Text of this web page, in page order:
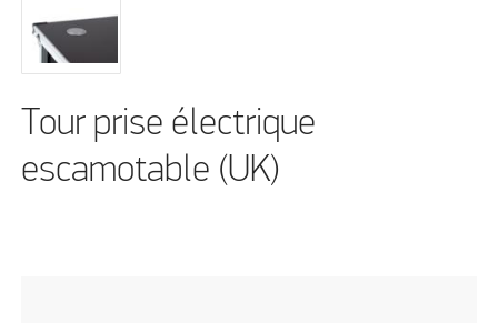
Tour prise électrique
escamotable (UK)